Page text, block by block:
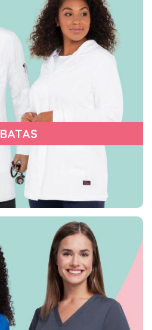
BATAS